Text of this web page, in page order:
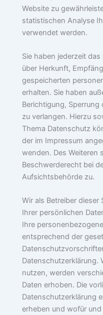
Website zu
statistischen Analyse
verwendet werden.
Sie haben jederzeit
über Herkunft,
gespeicherten
erhalten. Sie haben
Berichtigung,
zu verlangen. Hierzu
Thema Datenschutz
der im Impressum
wenden. Des Weiteren
Beschwerderecht bei
Aufsichtsbehörde zu.
Wir als Betreiber
Ihrer persönlichen
Ihre
entsprechend der
Datenschutzerklärung.
nutzen, werden
Daten erhoben. Die
Datenschutzerklärung
erheben und wofür